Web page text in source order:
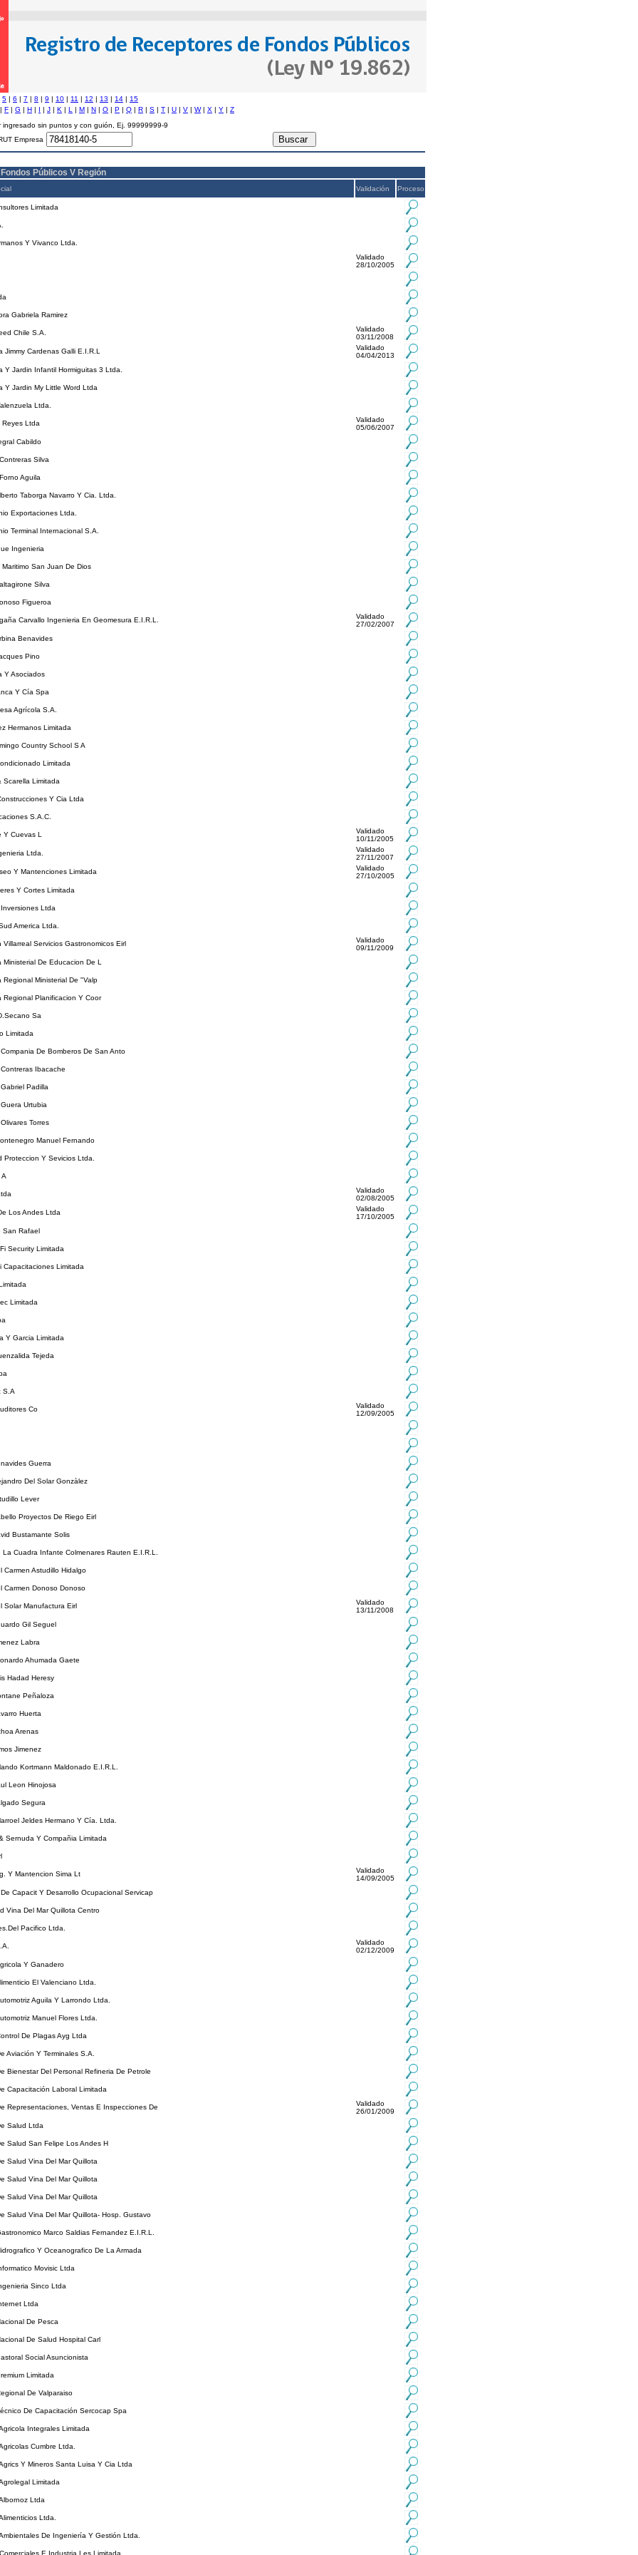
5 | 6 | 7 | 8 | 9 | 10 | 11 | 12 | 13 | 14 | 15
F | G | H | I | J | K | L | M | N | O | P | Q | R | S | T | U | V | W| X | Y | Z
ingresado sin puntos y con guión, Ej. 99999999-9
Empresa
Públicos V Región
Validación Proceso
Limitada
Y Vivanco Ltda.
Validado
28/10/2005
Gabriela Ramirez
Chile S.A.
Validado
03/11/2008
Jimmy Cardenas Galli E.I.R.L
Validado
04/04/2013
Y Jardin Infantil Hormiguitas 3 Ltda.
Y Jardin My Little Word Ltda
Ltda.
Reyes Ltda
Validado
05/06/2007
Cabildo
Silva
Aguila
Taborga Navarro Y Cia. Ltda.
Exportaciones Ltda.
Terminal Internacional S.A.
Ingenieria
San Juan De Dios
Silva
Figueroa
Carvallo Ingenieria En Geomesura E.I.R.L.
Validado
27/02/2007
Benavides
Pino
Y Asociados
Y Cía Spa
Agrícola S.A.
Hermanos Limitada
Country School S A
Limitada
Scarella Limitada
Y Cia Ltda
S.A.C.
Y Cuevas L
Validado
10/11/2005
Ltda.
Validado
27/11/2007
Y Mantenciones Limitada
Validado
27/10/2005
Y Cortes Limitada
Ltda
America Ltda.
Villarreal Servicios Gastronomicos Eirl
Validado
09/11/2009
Ministerial De Educacion De L
Regional Ministerial De "Valp
Regional Planificacion Y Coor
Sa
Limitada
De Bomberos De San Anto
Ibacache
Padilla
Urtubia
Torres
Manuel Fernando
Proteccion Y Sevicios Ltda.
Validado
02/08/2005
Los Andes Ltda
Validado
17/10/2005
San Rafael
Security Limitada
Capacitaciones Limitada
Limitada
Y Garcia Limitada
Tejeda
S.A
Co
Validado
12/09/2005
Guerra
Del Solar Gonzàlez
Lever
Proyectos De Riego Eirl
Bustamante Solis
La Cuadra Infante Colmenares Rauten E.I.R.L.
Carmen Astudillo Hidalgo
Carmen Donoso Donoso
Solar Manufactura Eirl
Validado
13/11/2008
Gil Seguel
Labra
Ahumada Gaete
Hadad Heresy
Peñaloza
Huerta
Arenas
Jimenez
Kortmann Maldonado E.I.R.L.
Leon Hinojosa
Segura
Jeldes Hermano Y Cía. Ltda.
Sernuda Y Compañia Limitada
Y Mantencion Sima Lt
Validado
14/09/2005
Capacit Y Desarrollo Ocupacional Servicap
Vina Del Mar Quillota Centro
Pacifico Ltda.
Validado
02/12/2009
Y Ganadero
El Valenciano Ltda.
Aguila Y Larrondo Ltda.
Manuel Flores Ltda.
De Plagas Ayg Ltda
Aviación Y Terminales S.A.
Bienestar Del Personal Refineria De Petrole
Capacitación Laboral Limitada
Representaciones, Ventas E Inspecciones De
Validado
26/01/2009
Salud Ltda
Salud San Felipe Los Andes H
Salud Vina Del Mar Quillota
Salud Vina Del Mar Quillota
Salud Vina Del Mar Quillota
Salud Vina Del Mar Quillota- Hosp. Gustavo
Marco Saldias Fernandez E.I.R.L.
Y Oceanografico De La Armada
Movisic Ltda
Sinco Ltda
Ltda
De Pesca
De Salud Hospital Carl
Social Asuncionista
Limitada
De Valparaiso
De Capacitación Sercocap Spa
Integrales Limitada
Cumbre Ltda.
Y Mineros Santa Luisa Y Cia Ltda
Limitada
Ltda
Ltda.
De Ingeniería Y Gestión Ltda.
E Industria Les Limitada